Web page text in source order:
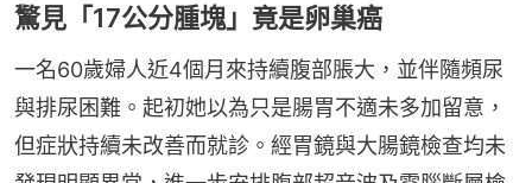
驚見「17公分腫塊」竟是卵巢癌
一名60歲婦人近4個月來持續腹部脹大，並伴隨頻尿
與排尿困難。起初她以為只是腸胃不適未多加留意，
但症狀持續未改善而就診。經胃鏡與大腸鏡檢查均未